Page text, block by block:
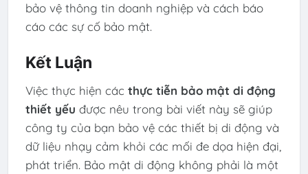
bảo vệ thông tin doanh nghiệp và cách báo
cáo các sự cố bảo mật.
Kết Luận
Việc thực hiện các thực tiễn bảo mật di động
thiết yếu được nêu trong bài viết này sẽ giúp
công ty của bạn bảo vệ các thiết bị di động và
dữ liệu nhạy cảm khỏi các mối đe dọa hiện đại,
phát triển. Bảo mật di động không phải là một